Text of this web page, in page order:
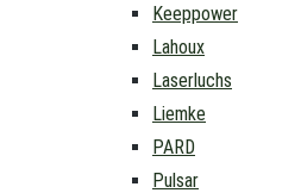
Keeppower
Lahoux
Laserluchs
Liemke
PARD
Pulsar